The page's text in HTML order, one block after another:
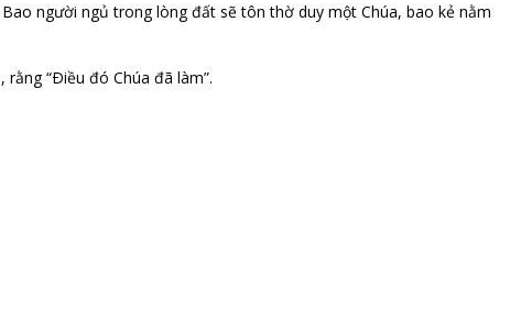
người ngủ trong lòng đất sẽ tôn thờ duy một Chúa, bao kẻ nằm
“Ðiều đó Chúa đã làm”.